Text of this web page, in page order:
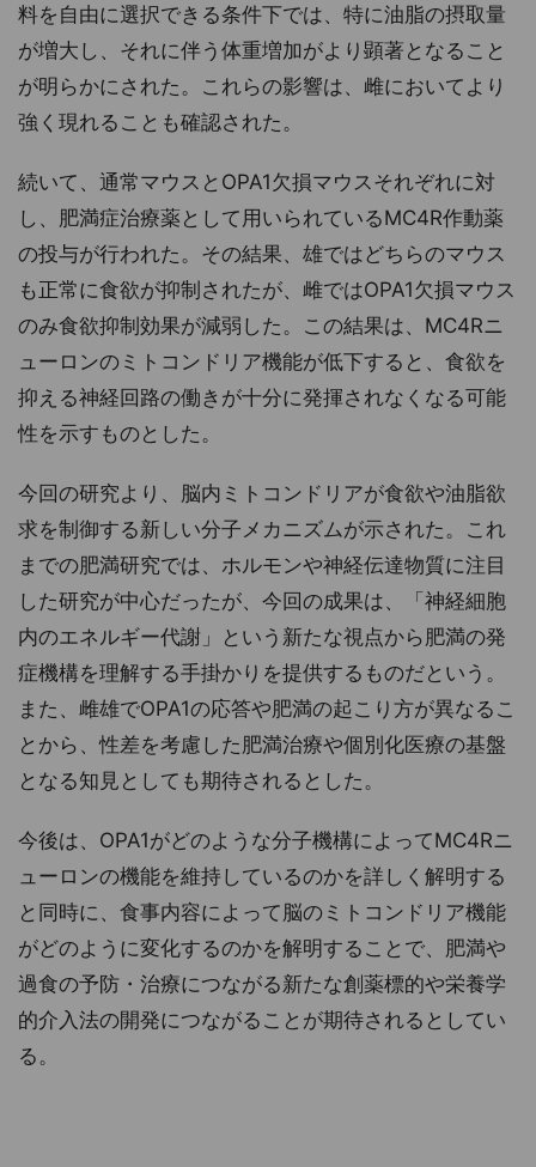
料を自由に選択できる条件下では、特に油脂の摂取量
が増大し、それに伴う体重増加がより顕著となること
が明らかにされた。これらの影響は、雌においてより
強く現れることも確認された。
続いて、通常マウスとOPA1欠損マウスそれぞれに対
し、肥満症治療薬として用いられているMC4R作動薬
の投与が行われた。その結果、雄ではどちらのマウス
も正常に食欲が抑制されたが、雌ではOPA1欠損マウス
のみ食欲抑制効果が減弱した。この結果は、MC4Rニ
ューロンのミトコンドリア機能が低下すると、食欲を
抑える神経回路の働きが十分に発揮されなくなる可能
性を示すものとした。
今回の研究より、脳内ミトコンドリアが食欲や油脂欲
求を制御する新しい分子メカニズムが示された。これ
までの肥満研究では、ホルモンや神経伝達物質に注目
した研究が中心だったが、今回の成果は、「神経細胞
内のエネルギー代謝」という新たな視点から肥満の発
症機構を理解する手掛かりを提供するものだという。
また、雌雄でOPA1の応答や肥満の起こり方が異なるこ
とから、性差を考慮した肥満治療や個別化医療の基盤
となる知見としても期待されるとした。
今後は、OPA1がどのような分子機構によってMC4Rニ
ューロンの機能を維持しているのかを詳しく解明する
と同時に、食事内容によって脳のミトコンドリア機能
がどのように変化するのかを解明することで、肥満や
過食の予防・治療につながる新たな創薬標的や栄養学
的介入法の開発につながることが期待されるとしてい
る。